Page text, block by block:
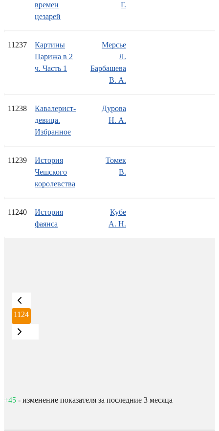
времен
цезарей
Г.
11237
Картины
Парижа в 2
ч. Часть 1
Мерсье
Л.
Барбашева
В. А.
11238
Кавалерист-
девица.
Избранное
Дурова
Н. А.
11239
История
Чешского
королевства
Томек
В.
11240
История
фаянса
Кубе
А. Н.
1124
+45 - изменение показателя за последние 3 месяца